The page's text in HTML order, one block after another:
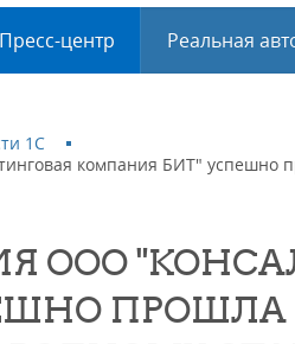
Пресс-центр Реальная
1С
компания БИТ" успешно
ООО